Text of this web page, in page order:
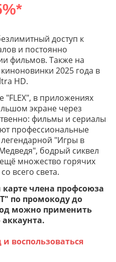
доступ к
и постоянно
фильмов. Также на
2025 года в
HD.
"FLEX", в приложениях
экране через
фильмы и сериалы
профессиональные
"Игры в
бодрый сиквел
множество горячих
всего света.
члена профсоюза
по промокоду до
можно применить
аккаунта.
воспользоваться